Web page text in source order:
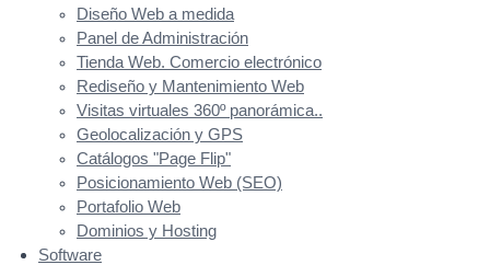
Diseño Web a medida
Panel de Administración
Tienda Web. Comercio electrónico
Rediseño y Mantenimiento Web
Visitas virtuales 360º panorámica..
Geolocalización y GPS
Catálogos "Page Flip"
Posicionamiento Web (SEO)
Portafolio Web
Dominios y Hosting
Software